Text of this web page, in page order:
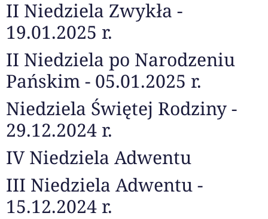
II Niedziela Zwykła -
19.01.2025 r.
II Niedziela po Narodzeniu
Pańskim - 05.01.2025 r.
Niedziela Świętej Rodziny -
29.12.2024 r.
IV Niedziela Adwentu
III Niedziela Adwentu -
15.12.2024 r.